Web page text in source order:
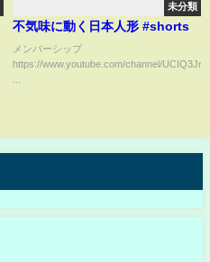
未分類
不気味に動く日本人形 #shorts
メンバーシップ
https://www.youtube.com/channel/